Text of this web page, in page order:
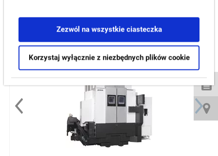
Zezwól na wszystkie ciasteczka
Korzystaj wyłącznie z niezbędnych plików cookie